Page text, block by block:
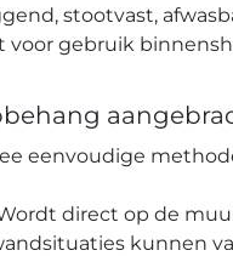
stootvast,
voor gebruik
eenvoudige
direct op de
kunnen